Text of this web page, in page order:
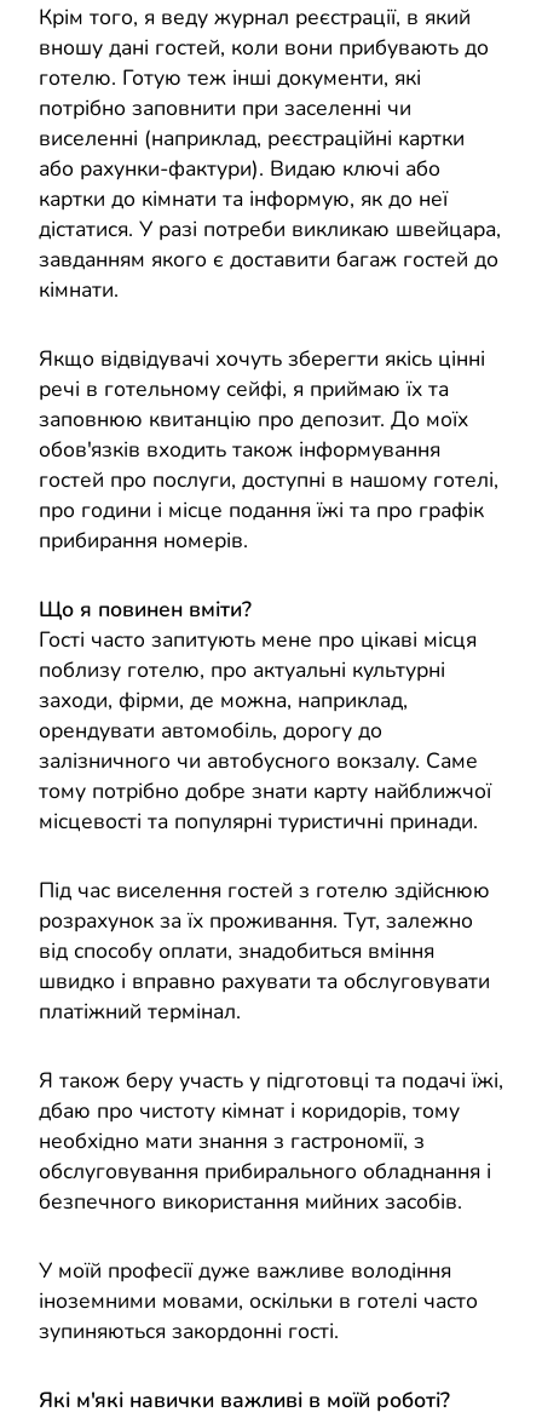
Крім того, я веду журнал реєстрації, в який
вношу дані гостей, коли вони прибувають до
готелю. Готую теж інші документи, які
потрібно заповнити при заселенні чи
виселенні (наприклад, реєстраційні картки
або рахунки-фактури). Видаю ключі або
картки до кімнати та інформую, як до неї
дістатися. У разі потреби викликаю швейцара,
завданням якого є доставити багаж гостей до
кімнати.
Якщо відвідувачі хочуть зберегти якісь цінні
речі в готельному сейфі, я приймаю їх та
заповнюю квитанцію про депозит. До моїх
обов'язків входить також інформування
гостей про послуги, доступні в нашому готелі,
про години і місце подання їжі та про графік
прибирання номерів.
Що я повинен вміти?
Гості часто запитують мене про цікаві місця
поблизу готелю, про актуальні культурні
заходи, фірми, де можна, наприклад,
орендувати автомобіль, дорогу до
залізничного чи автобусного вокзалу. Саме
тому потрібно добре знати карту найближчої
місцевості та популярні туристичні принади.
Під час виселення гостей з готелю здійснюю
розрахунок за їх проживання. Тут, залежно
від способу оплати, знадобиться вміння
швидко і вправно рахувати та обслуговувати
платіжний термінал.
Я також беру участь у підготовці та подачі їжі,
дбаю про чистоту кімнат і коридорів, тому
необхідно мати знання з гастрономії, з
обслуговування прибирального обладнання і
безпечного використання мийних засобів.
У моїй професії дуже важливе володіння
іноземними мовами, оскільки в готелі часто
зупиняються закордонні гості.
Які м'які навички важливі в моїй роботі?